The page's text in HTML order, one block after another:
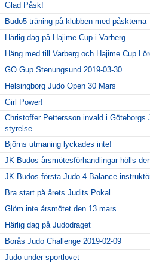
Glad Påsk!
Budo5 träning på klubben med påsktema
Härlig dag på Hajime Cup i Varberg
Häng med till Varberg och Hajime Cup
GO Gup Stenungsund 2019-03-30
Helsingborg Judo Open 30 Mars
Girl Power!
Christoffer Pettersson invald i Göteborgs
styrelse
Björns utmaning lyckades inte!
JK Budos årsmötesförhandlingar hölls
JK Budos första Judo 4 Balance
Bra start på årets Judits Pokal
Glöm inte årsmötet den 13 mars
Härlig dag på Judodraget
Borås Judo Challenge 2019-02-09
Judo under sportlovet